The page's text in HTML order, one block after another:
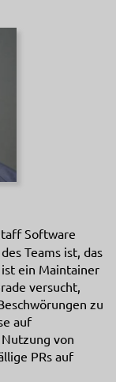
Software
Teams ist, das
ein Maintainer
versucht,
zu
auf
von
PRs auf